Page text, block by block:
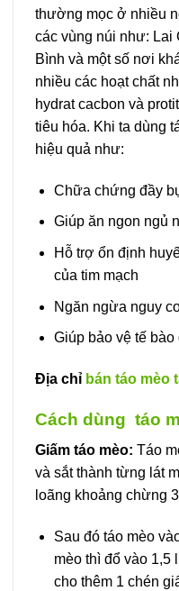
thường mọc ở nhiều
các vùng núi như: Lai
Bình và một số nơi
nhiều các hoạt chất
hydrat cacbon và
tiêu hóa. Khi ta dùng
hiệu quả như:
Chữa chứng đầy
Giúp ăn ngon ngủ
Hỗ trợ ổn định
của tim mạch
Ngăn ngừa nguy
Giúp bảo vệ tế bào
Địa chỉ bán táo mèo
Cách dùng táo
Giấm táo mèo: Táo
và sắt thành từng lát
loãng khoảng chừng
Sau đó táo mèo
mèo thì đổ vào 1,5
cho thêm 1 chén